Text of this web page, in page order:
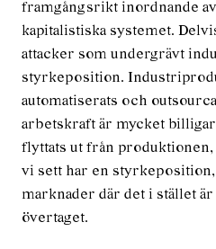
framgångsrikt inordnande
kapitalistiska systemet.
attacker som undergrävt
styrkeposition.
automatiserats och
arbetskraft är mycket
flyttats ut från produktionen,
vi sett har en
marknader där det i stället
övertaget.